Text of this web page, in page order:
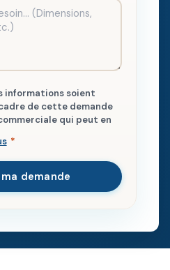
informations soient
de cette demande
qui peut en
*
demande